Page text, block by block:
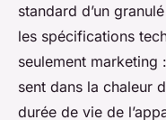
standard d’un
les spécifications
seulement
sent dans la chaleur
durée de vie de